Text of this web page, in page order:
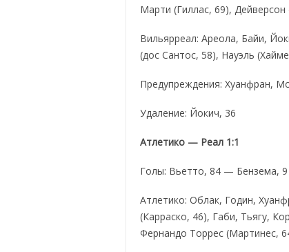
Марти (Гиллас, 69), Дейверсон
Вильярреал: Ареола, Байи,
(дос Сантос, 58), Науэль
Предупреждения: Хуанфран,
Удаление: Йокич, 36
Атлетико — Реал 1:1
Голы: Вьетто, 84 — Бензема, 9
Атлетико: Облак, Годин,
(Карраско, 46), Габи, Тьягу,
Фернандо Торрес (Мартинес,